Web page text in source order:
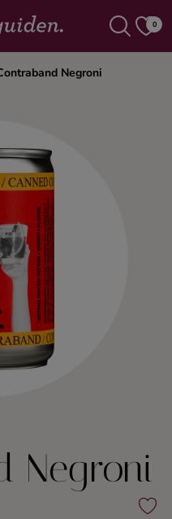
0
Negroni
Negroni